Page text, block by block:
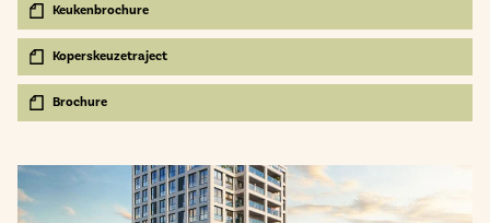
Keukenbrochure
Koperskeuzetraject
Brochure